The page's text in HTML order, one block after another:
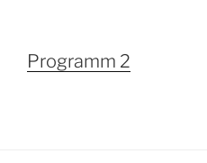
Programm 2